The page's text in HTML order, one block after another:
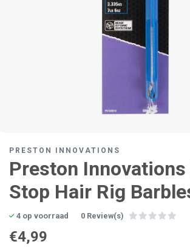
PRESTON INNOVATIONS
Preston Innovations
Stop Hair Rig
4 op voorraad 0 Review(s)
€4,99